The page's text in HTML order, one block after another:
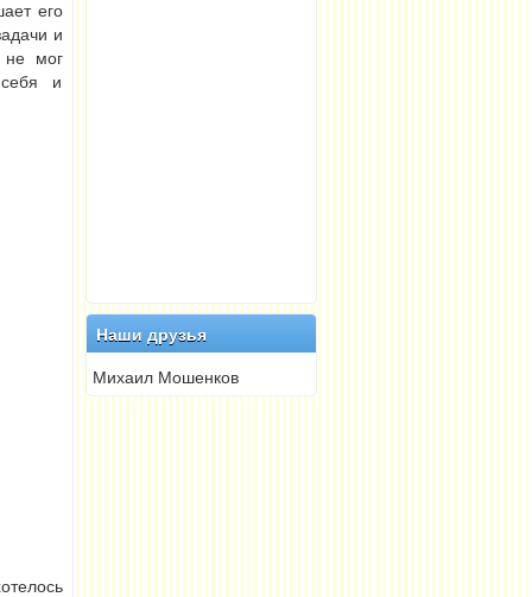
его
и
не мог
и
Наши друзья
Михаил Мошенков